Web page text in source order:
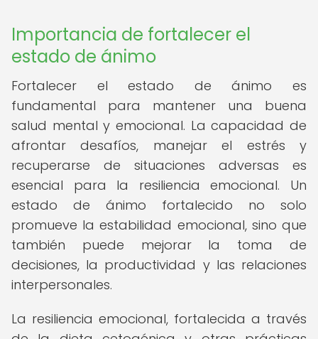
Importancia de fortalecer el
estado de ánimo
Fortalecer el estado de ánimo es
fundamental para mantener una buena
salud mental y emocional. La capacidad de
afrontar desafíos, manejar el estrés y
recuperarse de situaciones adversas es
esencial para la resiliencia emocional. Un
estado de ánimo fortalecido no solo
promueve la estabilidad emocional, sino que
también puede mejorar la toma de
decisiones, la productividad y las relaciones
interpersonales.
La resiliencia emocional, fortalecida a través